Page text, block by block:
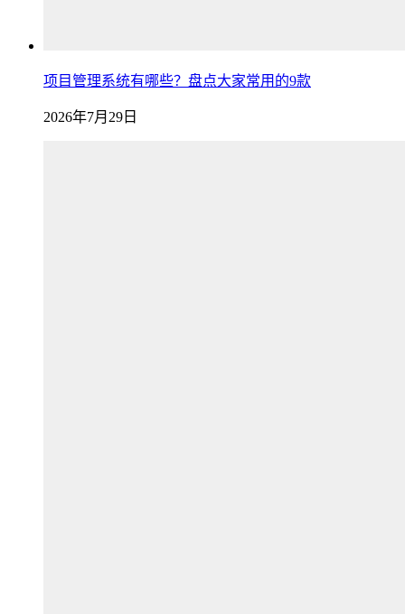
项目管理系统有哪些？盘点大家常用的9款
2026年7月29日